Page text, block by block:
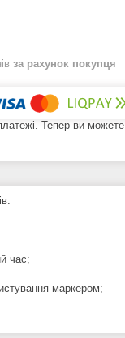
за рахунок покупця
Тепер ви
час;
маркером;